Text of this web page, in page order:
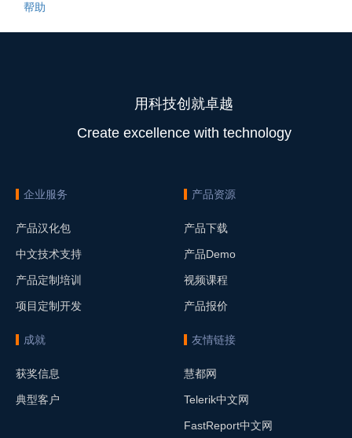
帮助
用科技创就卓越
Create excellence with technology
企业服务
产品汉化包
中文技术支持
产品定制培训
项目定制开发
产品资源
产品下载
产品Demo
视频课程
产品报价
成就
获奖信息
典型客户
友情链接
慧都网
Telerik中文网
FastReport中文网